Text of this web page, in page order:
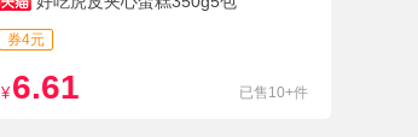
券4元
¥ 6.61 已售10+件